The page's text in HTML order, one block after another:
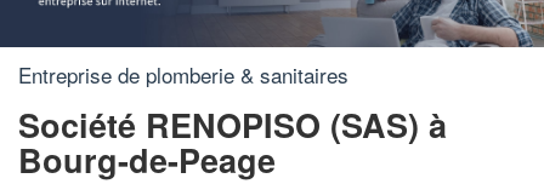
Entreprise de plomberie & sanitaires
Société RENOPISO (SAS) à
Bourg-de-Peage